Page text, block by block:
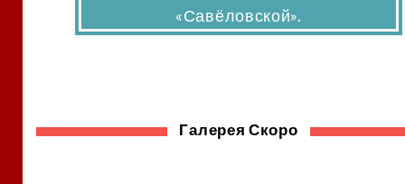
«Савёловской».
Галерея Скоро